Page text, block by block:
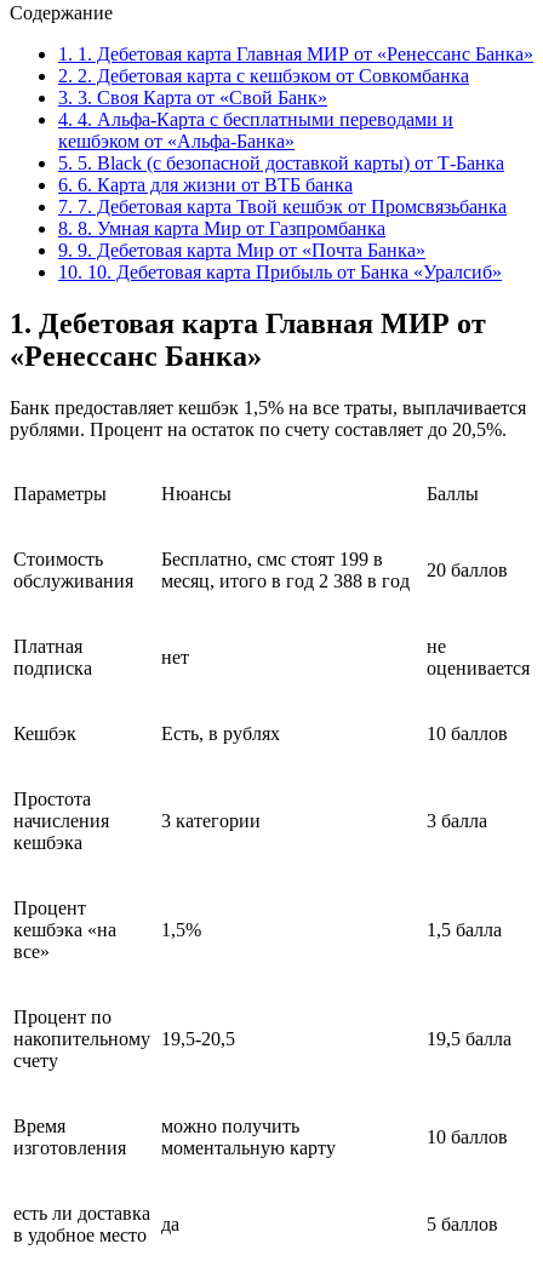
Содержание
1. 1. Дебетовая карта Главная МИР от «Ренессанс Банка»
2. 2. Дебетовая карта с кешбэком от Совкомбанка
3. 3. Своя Карта от «Свой Банк»
4. 4. Альфа-Карта с бесплатными переводами и
кешбэком от «Альфа-Банка»
5. 5. Black (с безопасной доставкой карты) от Т-Банка
6. 6. Карта для жизни от ВТБ банка
7. 7. Дебетовая карта Твой кешбэк от Промсвязьбанка
8. 8. Умная карта Мир от Газпромбанка
9. 9. Дебетовая карта Мир от «Почта Банка»
10. 10. Дебетовая карта Прибыль от Банка «Уралсиб»
1. Дебетовая карта Главная МИР от
«Ренессанс Банка»
Банк предоставляет кешбэк 1,5% на все траты, выплачивается
рублями. Процент на остаток по счету составляет до 20,5%.
Параметры Нюансы Баллы
Стоимость
обслуживания
Бесплатно, смс стоят 199 в
месяц, итого в год 2 388 в год
20 баллов
Платная
подписка
нет
не
оценивается
Кешбэк Есть, в рублях 10 баллов
Простота
начисления
кешбэка
3 категории 3 балла
Процент
кешбэка «на
все»
1,5% 1,5 балла
Процент по
накопительному
счету
19,5-20,5 19,5 балла
Время
изготовления
можно получить
моментальную карту
10 баллов
есть ли доставка
в удобное место
да 5 баллов